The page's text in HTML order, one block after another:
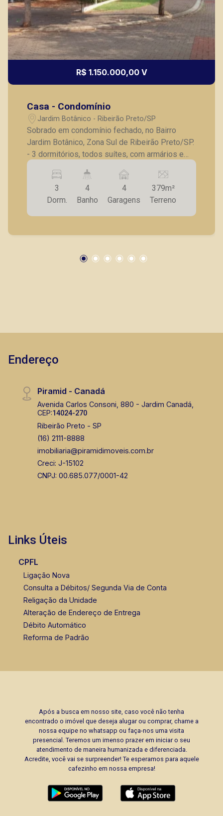
R$ 1.150.000,00 V
Casa - Condomínio
Jardim Botânico - Ribeirão Preto/SP
Sobrado em condomínio fechado, no Bairro
Jardim Botânico, Zona Sul de Ribeirão Preto/SP.
- 3 dormitórios, todos suítes, com armários e
climatizados; - 1 das suítes é master com
banheira e closet; - 4 banheiros, com box,
gabinete e espelho; - Escritório no térreo; - Sala
ampla para 2 ou 3 ambientes; - Cozinha clara e
espaçosa com armários planejados; - Lazer com
churrasqueira e equipada; - 4 vagas de garagem,
estrutura de clube para o lazer em família e
3
Dorm.
4
Banho
4
Garagens
379m²
Terreno
Endereço
Piramid - Canadá
Avenida Carlos Consoni, 880 - Jardim Canadá,
CEP:14024-270
Ribeirão Preto - SP
(16) 2111-8888
imobiliaria@piramidimoveis.com.br
Creci: J-15102
CNPJ: 00.685.077/0001-42
Links Úteis
CPFL
Ligação Nova
Consulta a Débitos/ Segunda Via de Conta
Religação da Unidade
Alteração de Endereço de Entrega
Débito Automático
Reforma de Padrão
Após a busca em nosso site, caso você não tenha
encontrado o imóvel que deseja alugar ou comprar, chame a
nossa equipe no whatsapp ou faça-nos uma visita
presencial. Teremos um imenso prazer em iniciar o seu
atendimento de maneira humanizada e diferenciada.
Acredite, você vai se surpreender! Te esperamos para aquele
cafezinho em nossa empresa!